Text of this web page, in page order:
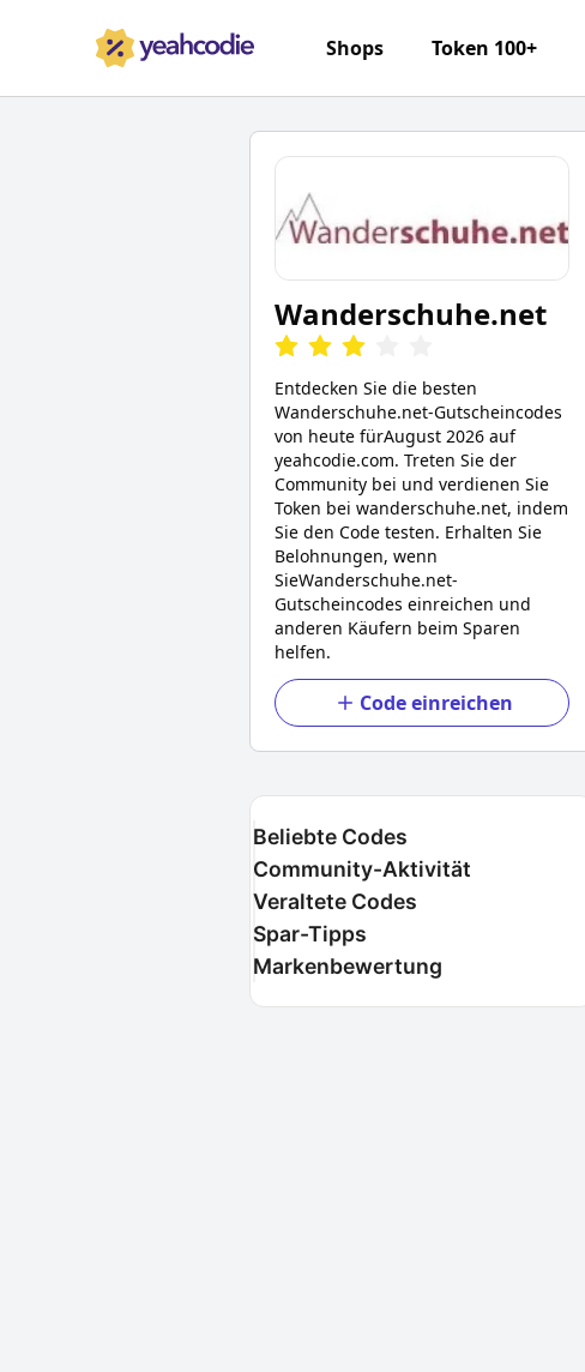
Shops Token 100+
Wanderschuhe.net
Entdecken Sie die besten
Wanderschuhe.net-Gutscheincodes
von heute fürAugust 2026 auf
yeahcodie.com. Treten Sie der
Community bei und verdienen Sie
Token bei wanderschuhe.net, indem
Sie den Code testen. Erhalten Sie
Belohnungen, wenn
SieWanderschuhe.net-
Gutscheincodes einreichen und
anderen Käufern beim Sparen
helfen.
Code einreichen
Beliebte Codes
Community-Aktivität
Veraltete Codes
Spar-Tipps
Markenbewertung